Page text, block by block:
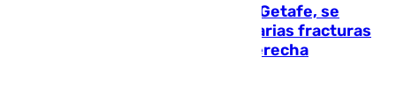
Christantus Uche, delantero del Getafe, se
perderá toda la temporada por varias fracturas
en los ligamentos de su rodilla derecha